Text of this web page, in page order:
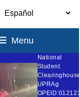
Menu
National
Student
UPRAg